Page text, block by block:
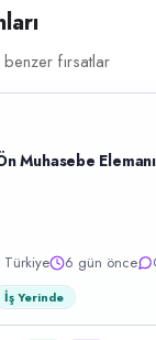
fırsatlar
Muhasebe
Türkiye
6 gün önce
İş Yerinde